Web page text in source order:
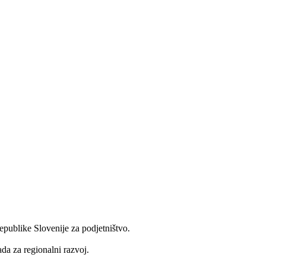
Slovenije za podjetništvo.
za regionalni razvoj.